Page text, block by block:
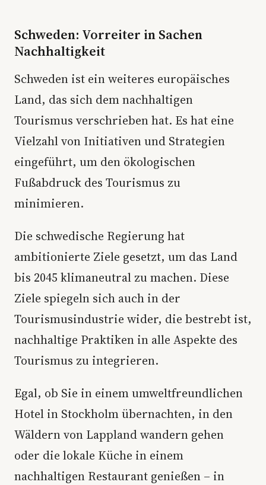
Schweden: Vorreiter in Sachen
Nachhaltigkeit
Schweden ist ein weiteres europäisches
Land, das sich dem nachhaltigen
Tourismus verschrieben hat. Es hat eine
Vielzahl von Initiativen und Strategien
eingeführt, um den ökologischen
Fußabdruck des Tourismus zu
minimieren.
Die schwedische Regierung hat
ambitionierte Ziele gesetzt, um das Land
bis 2045 klimaneutral zu machen. Diese
Ziele spiegeln sich auch in der
Tourismusindustrie wider, die bestrebt ist,
nachhaltige Praktiken in alle Aspekte des
Tourismus zu integrieren.
Egal, ob Sie in einem umweltfreundlichen
Hotel in Stockholm übernachten, in den
Wäldern von Lappland wandern gehen
oder die lokale Küche in einem
nachhaltigen Restaurant genießen – in